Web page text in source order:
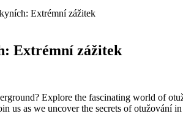
Extrémní zážitek
Extrémní zážitek
Explore the fascinating world of
us as we uncover the secrets of